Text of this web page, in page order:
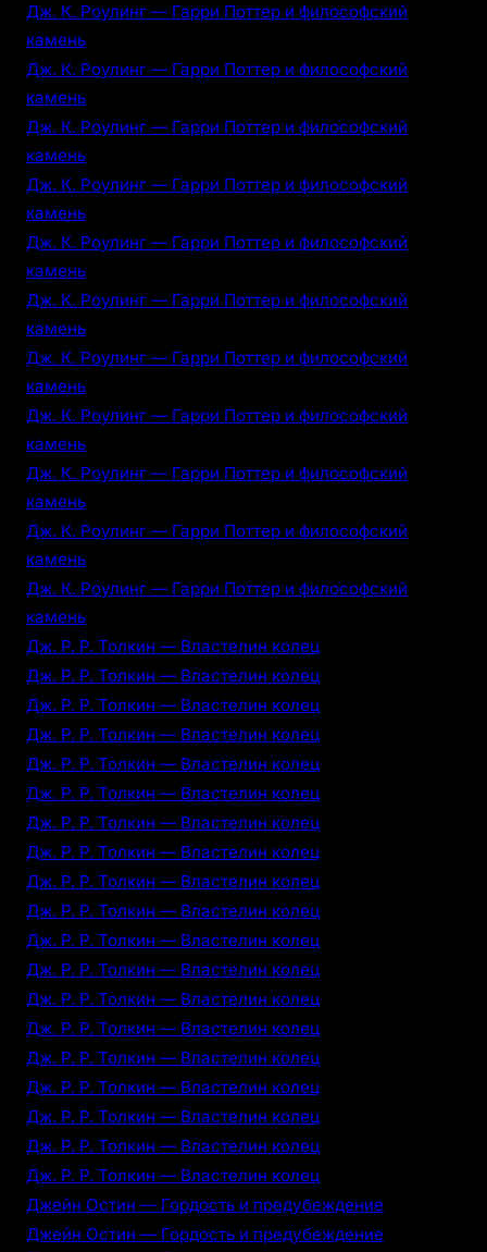
Дж. К. Роулинг — Гарри Поттер и философский
камень
Дж. К. Роулинг — Гарри Поттер и философский
камень
Дж. К. Роулинг — Гарри Поттер и философский
камень
Дж. К. Роулинг — Гарри Поттер и философский
камень
Дж. К. Роулинг — Гарри Поттер и философский
камень
Дж. К. Роулинг — Гарри Поттер и философский
камень
Дж. К. Роулинг — Гарри Поттер и философский
камень
Дж. К. Роулинг — Гарри Поттер и философский
камень
Дж. К. Роулинг — Гарри Поттер и философский
камень
Дж. К. Роулинг — Гарри Поттер и философский
камень
Дж. К. Роулинг — Гарри Поттер и философский
камень
Дж. Р. Р. Толкин — Властелин колец
Дж. Р. Р. Толкин — Властелин колец
Дж. Р. Р. Толкин — Властелин колец
Дж. Р. Р. Толкин — Властелин колец
Дж. Р. Р. Толкин — Властелин колец
Дж. Р. Р. Толкин — Властелин колец
Дж. Р. Р. Толкин — Властелин колец
Дж. Р. Р. Толкин — Властелин колец
Дж. Р. Р. Толкин — Властелин колец
Дж. Р. Р. Толкин — Властелин колец
Дж. Р. Р. Толкин — Властелин колец
Дж. Р. Р. Толкин — Властелин колец
Дж. Р. Р. Толкин — Властелин колец
Дж. Р. Р. Толкин — Властелин колец
Дж. Р. Р. Толкин — Властелин колец
Дж. Р. Р. Толкин — Властелин колец
Дж. Р. Р. Толкин — Властелин колец
Дж. Р. Р. Толкин — Властелин колец
Дж. Р. Р. Толкин — Властелин колец
Джейн Остин — Гордость и предубеждение
Джейн Остин — Гордость и предубеждение